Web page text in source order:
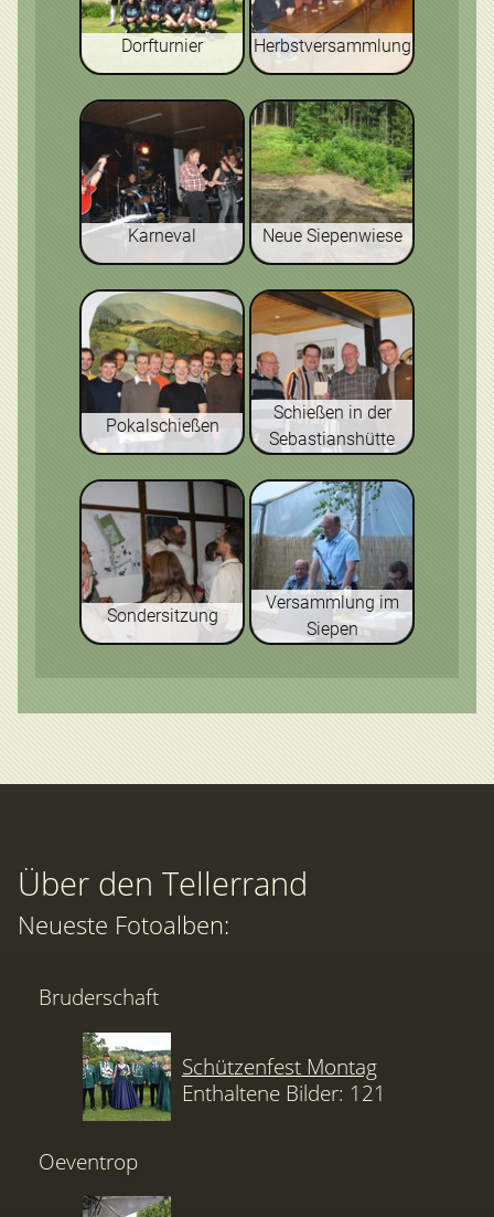
Dorfturnier Herbstversammlung
Karneval Neue Siepenwiese
Pokalschießen
Schießen in der
Sebastianshütte
Sondersitzung
Versammlung im
Siepen
Über den Tellerrand
Neueste Fotoalben:
Bruderschaft
Schützenfest Montag
Enthaltene Bilder: 121
Oeventrop